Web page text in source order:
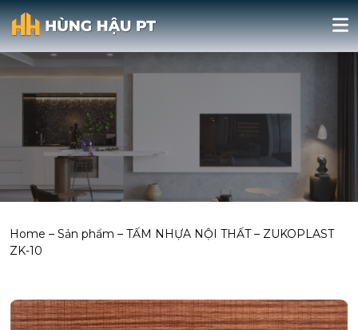
Home – Sản phẩm – TẤM NHỰA NỘI THẤT– ZUKOPLAST
ZK-10